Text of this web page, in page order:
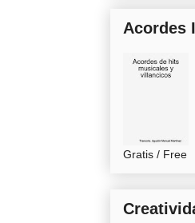
Acordes
Gratis / Free